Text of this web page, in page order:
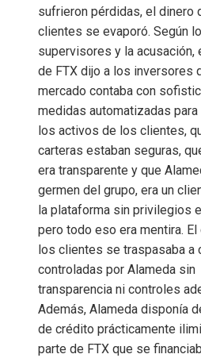
sufrieron pérdidas, el dinero
clientes se evaporó. Según
supervisores y la acusación,
de FTX dijo a los inversores
mercado contaba con
medidas automatizadas
los activos de los clientes,
carteras estaban seguras,
era transparente y que
germen del grupo, era un
la plataforma sin privilegios
pero todo eso era mentira. El
los clientes se traspasaba a
controladas por Alameda sin
transparencia ni controles
Además, Alameda disponía
de crédito prácticamente
parte de FTX que se